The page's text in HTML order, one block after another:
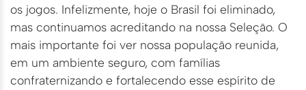
os jogos. Infelizmente, hoje o Brasil foi eliminado,
mas continuamos acreditando na nossa Seleção. O
mais importante foi ver nossa população reunida,
em um ambiente seguro, com famílias
confraternizando e fortalecendo esse espírito de